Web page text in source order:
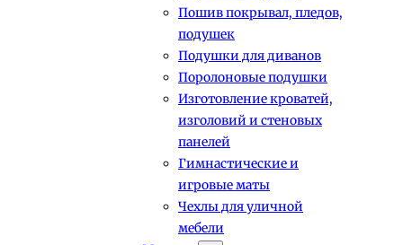
Пошив покрывал, пледов,
подушек
Подушки для диванов
Поролоновые подушки
Изготовление кроватей,
изголовий и стеновых
панелей
Гимнастические и
игровые маты
Чехлы для уличной
мебели